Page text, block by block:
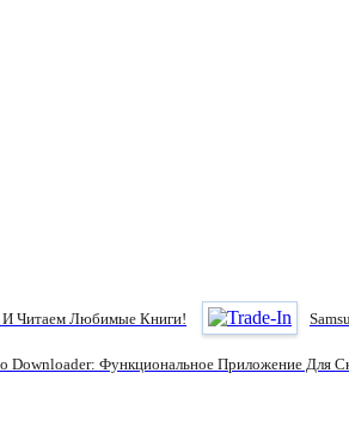
Читаем Любимые Книги!
Downloader: Функциональное Приложение Для